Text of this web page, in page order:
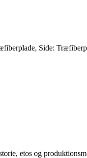
Side:
etos og